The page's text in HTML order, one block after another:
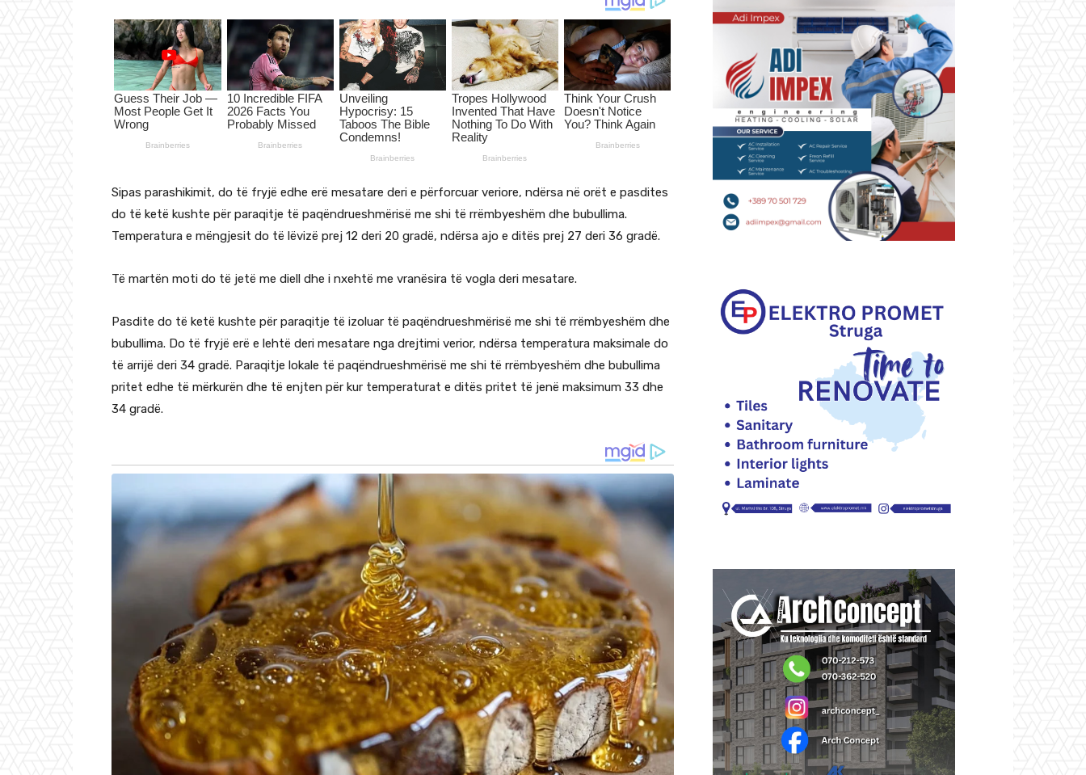
Sipas parashikimit, do të fryjë edhe erë mesatare deri e përforcuar veriore, ndërsa në orët e pasdites
do të ketë kushte për paraqitje të paqëndrueshmërisë me shi të rrëmbyeshëm dhe bubullima.
Temperatura e mëngjesit do të lëvizë prej 12 deri 20 gradë, ndërsa ajo e ditës prej 27 deri 36 gradë.
Të martën moti do të jetë me diell dhe i nxehtë me vranësira të vogla deri mesatare.
Pasdite do të ketë kushte për paraqitje të izoluar të paqëndrueshmërisë me shi të rrëmbyeshëm dhe
bubullima. Do të fryjë erë e lehtë deri mesatare nga drejtimi verior, ndërsa temperatura maksimale do
të arrijë deri 34 gradë. Paraqitje lokale të paqëndrueshmërisë me shi të rrëmbyeshëm dhe bubullima
pritet edhe të mërkurën dhe të enjten për kur temperaturat e ditës pritet të jenë maksimum 33 dhe
34 gradë.